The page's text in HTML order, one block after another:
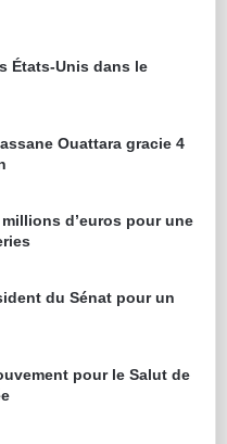
États-Unis dans le
Ouattara gracie 4
d’euros pour une
du Sénat pour un
pour le Salut de